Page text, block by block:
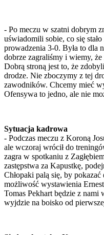
- Po meczu w szatni dobrym
uświadomili sobie, co się
prowadzenia 3-0. Była to dla
dobrze zagraliśmy i wiemy,
Dobrą stroną jest to, że
drodze. Nie zboczymy z tej
zawodników. Chcemy mieć
Ofensywa to jedno, ale nie
Sytuacja kadrowa
- Podczas meczu z Koroną
ale wczoraj wrócił do
zagra w spotkaniu z
zastępstwa za Kapustkę,
Chłopaki palą się, by
możliwość wystawienia
Tomas Pekhart będzie z nami
wyjdzie na boisko od